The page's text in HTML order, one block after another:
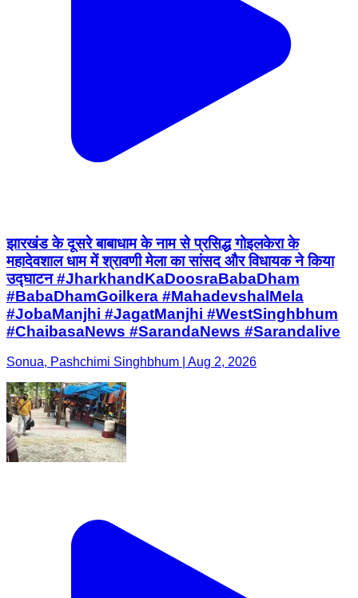
झारखंड के दूसरे बाबाधाम के नाम से प्रसिद्ध गोइलकेरा के
महादेवशाल धाम में श्रावणी मेला का सांसद और विधायक ने किया
उद्घाटन #JharkhandKaDoosraBabaDham
#BabaDhamGoilkera #MahadevshalMela
#JobaManjhi #JagatManjhi #WestSinghbhum
#ChaibasaNews #SarandaNews #Sarandalive
Sonua, Pashchimi Singhbhum | Aug 2, 2026